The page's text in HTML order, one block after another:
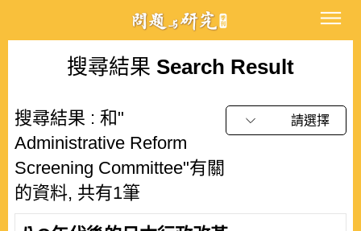
搜尋結果 Search Result
搜尋結果 : 和"
Administrative Reform
Screening Committee"有關
的資料, 共有1筆
請選擇